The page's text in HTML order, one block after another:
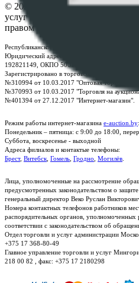
© 2026 Республиканское
услуг "БелЮрОбеспечение" -
правом
Республиканское унитарное предприятие по
Юридический адрес: г. Минск, пр-т.
192821149, ОКПО 500111895000
Зарегистрировано в торговом реестре
№310994 от 10.03.2017 "Оптовая торговля
№370993 от 10.03.2017 "Торговля на
№401394 от 27.12.2017 "Интернет-магазин".
Режим работы интернет-магазина e-auction.by:
Понедельник – пятница: с 9:00 до 18:00,
Суббота, воскресенье - выходной
Адреса филиалов и контактые телефоны:
Брест, Витебск Гомель Гродно Могилёв
Лица, уполномоченные на рассмотрение
предусмотренных законодательством о
генеральный директор Веко Руслан
Номера контактных телефонов работников
распорядительных органов, уполномоченных
соответствии с законодательством об
Отдел торговли и услуг администрации
+375 17 368-80-49
Главное управление торговли и услуг
218 00 82 , факс: +375 17 2180298